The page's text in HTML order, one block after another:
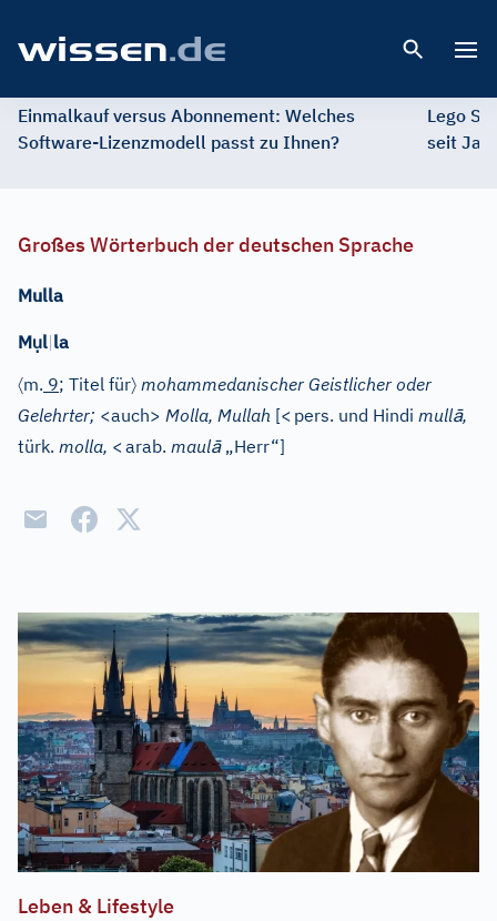
Einmalkauf versus Abonnement: Welches
Software-Lizenzmodell passt zu Ihnen?
Lego
seit
Großes Wörterbuch der deutschen Sprache
Mulla
Mụl|la
〈m. 9; Titel für〉 mohammedanischer Geistlicher oder
Gelehrter; <auch> Molla, Mullah [< pers. und Hindi mullā,
türk. molla, <arab. maulā„Herr“]
Leben & Lifestyle